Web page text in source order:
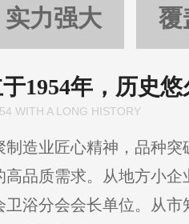
实力强大 覆
1954年，历史悠
WITH A LONG HISTORY
制造业匠心精神，品种
品质需求。从地方小
浴分会会长单位。从